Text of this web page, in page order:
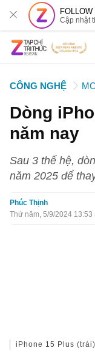
FOLLOW
Cập nhật
CÔNG NGHỆ
Dòng
năm nay
Sau 3 thế hệ,
năm 2025 để
Phúc Thịnh
Thứ năm, 5/9/2024 13:53
iPhone 15 Plus